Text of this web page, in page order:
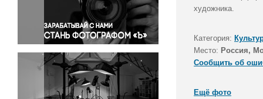
Правосудие
Происшествия и конфликты
Религия
Светская жизнь
Спорт
Экология
Экономика и бизнес
художника.
Категория:
Место: Россия,
Сообщить об
Ещё фото